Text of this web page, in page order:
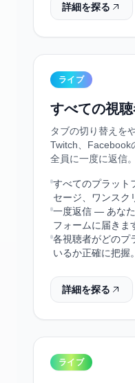
詳細を探る
ライブ
すべての視
タブの切り替えを
Twitch、Facebook
全員に一度に返信。
すべてのプラット
セージ、ワンスク
一度返信 — あな
フォームに届きま
各視聴者がどのプ
いるか正確に把握。
詳細を探る
ライブ